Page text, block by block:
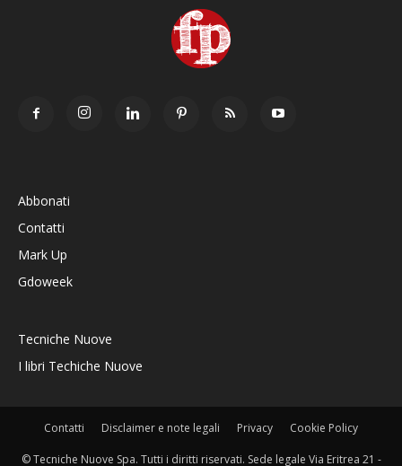
Abbonati
Contatti
Mark Up
Gdoweek
Tecniche Nuove
I libri Techiche Nuove
Contatti Disclaimer e note legali Privacy Cookie Policy
© Tecniche Nuove Spa. Tutti i diritti riservati. Sede legale Via Eritrea 21 -